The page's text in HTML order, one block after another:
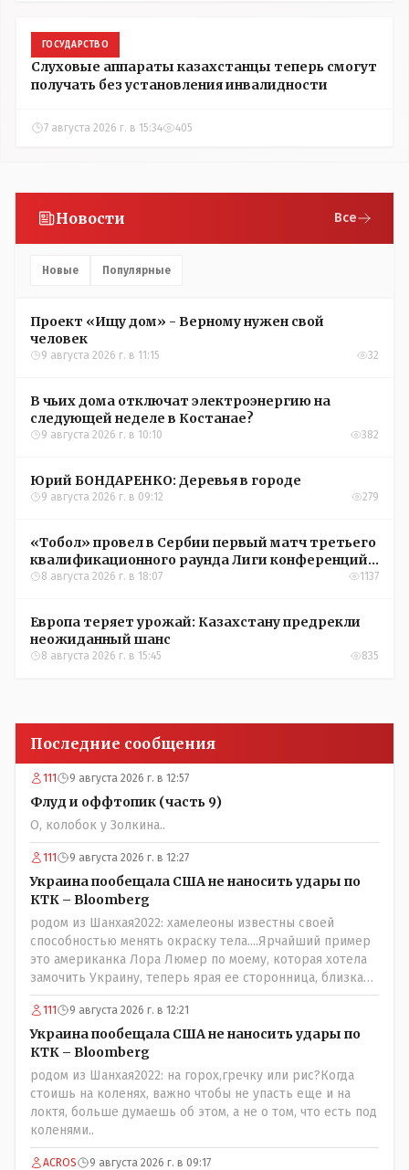
ГОСУДАРСТВО
Слуховые аппараты казахстанцы теперь смогут
получать без установления инвалидности
7 августа 2026 г. в 15:34 405
Новости Все
Новые Популярные
Проект «Ищу дом» - Верному нужен свой
человек
9 августа 2026 г. в 11:15 32
В чьих дома отключат электроэнергию на
следующей неделе в Костанае?
9 августа 2026 г. в 10:10 382
Юрий БОНДАРЕНКО: Деревья в городе
9 августа 2026 г. в 09:12 279
«Тобол» провел в Сербии первый матч третьего
квалификационного раунда Лиги конференций
УЕФА
8 августа 2026 г. в 18:07 1137
Европа теряет урожай: Казахстану предрекли
неожиданный шанс
8 августа 2026 г. в 15:45 835
Последние сообщения
111 9 августа 2026 г. в 12:57
Флуд и оффтопик (часть 9)
О, колобок у Золкина..
111 9 августа 2026 г. в 12:27
Украина пообещала США не наносить удары по
КТК – Bloomberg
родом из Шанхая2022: хамелеоны известны своей
способностью менять окраску тела....Ярчайший пример
это американка Лора Люмер по моему, которая хотела
замочить Украину, теперь ярая ее сторонница, близкая
к Трампу. Ну и западные страны тем более, которые
предоставляли Зеленскому убежище, чтоб он бежал и
которые развернулись потом на 180 или 360 градусов,
посмотрев на того, как он не сдался, но ты же там сам
живешь и многое знаешь о тех, на кого работаешь.. Это
просто прагматизм и ничего личного. Победим мы, они
встанут под нас и наоборот и все это понимают..
111 9 августа 2026 г. в 12:21
Украина пообещала США не наносить удары по
КТК – Bloomberg
родом из Шанхая2022: на горох,гречку или рис?Когда
стоишь на коленях, важно чтобы не упасть еще и на
локтя, больше думаешь об этом, а не о том, что есть под
коленями..
ACROS 9 августа 2026 г. в 09:17